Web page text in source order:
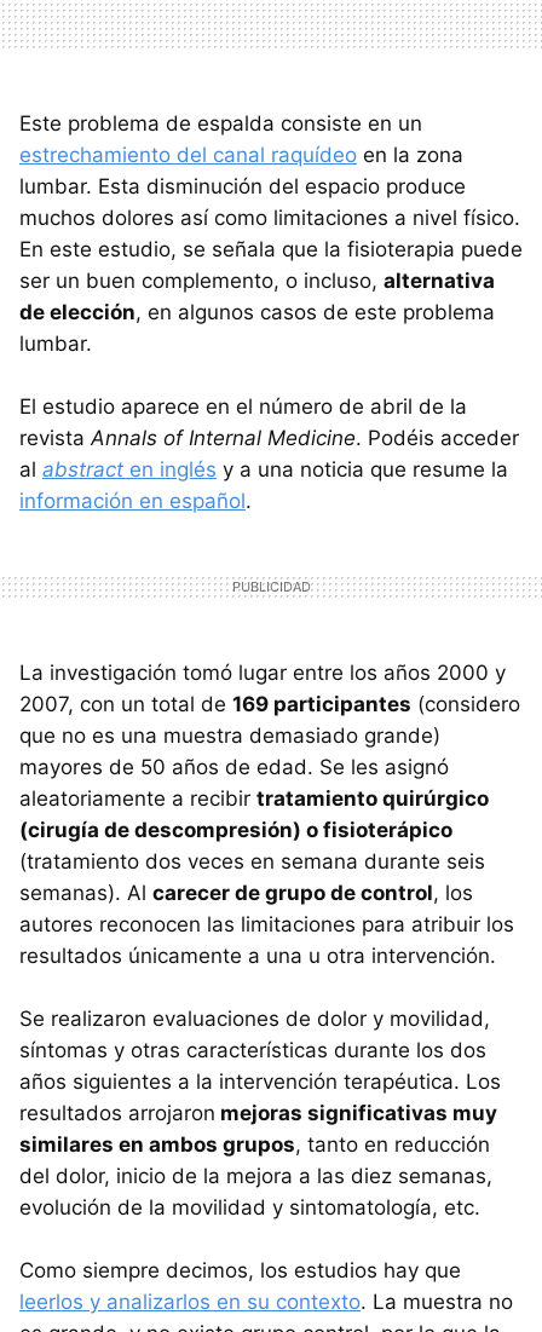
Este problema de espalda consiste en un
estrechamiento del canal raquídeo en la zona
lumbar. Esta disminución del espacio produce
muchos dolores así como limitaciones a nivel físico.
En este estudio, se señala que la fisioterapia puede
ser un buen complemento, o incluso, alternativa
de elección, en algunos casos de este problema
lumbar.
El estudio aparece en el número de abril de la
revistaAnnals of Internal Medicine. Podéis acceder
al abstract en inglés y a una noticia que resume la
información en español.
La investigación tomó lugar entre los años 2000 y
2007, con un total de 169 participantes (considero
que no es una muestra demasiado grande)
mayores de 50 años de edad. Se les asignó
aleatoriamente a recibir tratamiento quirúrgico
(cirugía de descompresión) o fisioterápico
(tratamiento dos veces en semana durante seis
semanas). Al carecer de grupo de control, los
autores reconocen las limitaciones para atribuir los
resultados únicamente a una u otra intervención.
Se realizaron evaluaciones de dolor y movilidad,
síntomas y otras características durante los dos
años siguientes a la intervención terapéutica. Los
resultados arrojaron mejoras significativas muy
similares en ambos grupos, tanto en reducción
del dolor, inicio de la mejora a las diez semanas,
evolución de la movilidad y sintomatología, etc.
Como siempre decimos, los estudios hay que
leerlos y analizarlos en su contexto. La muestra no